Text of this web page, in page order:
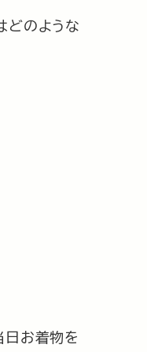
どのような
日お着物を